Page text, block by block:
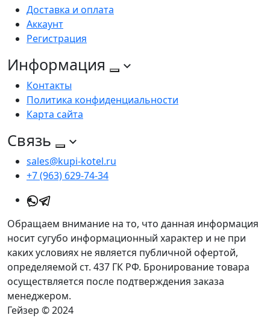
Доставка и оплата
Аккаунт
Регистрация
Информация
Контакты
Политика конфиденциальности
Карта сайта
Связь
sales@kupi-kotel.ru
+7 (963) 629-74-34
Обращаем внимание на то, что данная информация
носит сугубо информационный характер и не при
каких условиях не является публичной офертой,
определяемой ст. 437 ГК РФ. Бронирование товара
осуществляется после подтверждения заказа
менеджером.
Гейзер © 2024